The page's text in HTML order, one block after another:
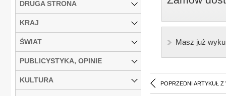
Masz już
POPRZEDNI ARTYKUŁ Z
DRUGA STRONA
KRAJ
ŚWIAT
PUBLICYSTYKA, OPINIE
KULTURA